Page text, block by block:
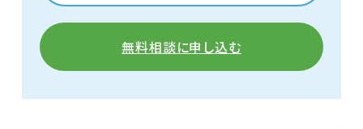
無料相談に申し込む